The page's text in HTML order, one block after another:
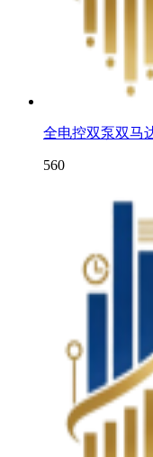
全电控双泵双马
560